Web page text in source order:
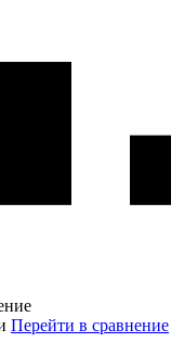
Перейти в сравнение